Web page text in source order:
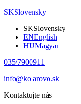
SKSlovensky
SKSlovensky
ENEnglish
HUMagyar
035/7900911
info@kolarovo.sk
Kontaktujte nás